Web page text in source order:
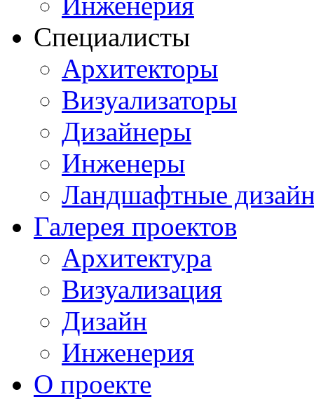
Специалисты
Архитекторы
Визуализаторы
Дизайнеры
Инженеры
Ландшафтные
Галерея проектов
Архитектура
Визуализация
Дизайн
Инженерия
О проекте